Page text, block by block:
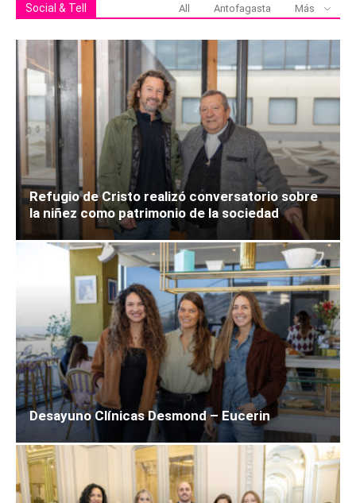
Social & Tell All Antofagasta Más
Refugio de Cristo realizó conversatorio sobre
la niñez como patrimonio de la sociedad
Desayuno Clínicas Desmond – Eucerin